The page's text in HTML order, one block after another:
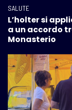
SALUTE
L’holter si
a un accordo
Monasterio